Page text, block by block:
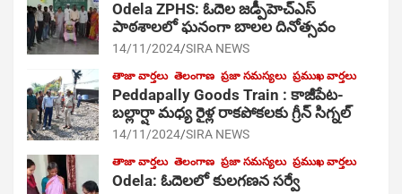
Odela ZPHS: ఓదెల జ‌డ్పీహెచ్ఎస్
పాఠ‌శాల‌లో ఘనంగా బాలల దినోత్సవం
14/11/2024 SIRA NEWS
తాజా వార్తలు తెలంగాణ ప్రజా సమస్యలు ప్రముఖ వార్తలు
Peddapally Goods Train : కాజీపేట-
బల్లార్షా మధ్య రైళ్ల రాకపోకలకు గ్రీన్ సిగ్నల్
14/11/2024 SIRA NEWS
తాజా వార్తలు తెలంగాణ ప్రజా సమస్యలు ప్రముఖ వార్తలు
Odela: ఓదెలలో కులగణన సర్వే